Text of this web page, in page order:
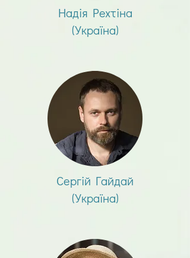
Надія Рехтіна
(Україна)
Сергій Гайдай
(Україна)